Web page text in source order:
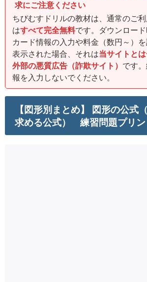
求にご注意ください
ちびむすドリルの教材は、通常のご
はすべて完全無料です。ダウンロー
カード情報の入力や料金（数円～）
表示された場合、それは当サイトと
外部の悪質広告（詐欺サイト） です
報を入力しないでください。
【図形別まとめ】 図形の公式
求める公式） 練習問題プリン